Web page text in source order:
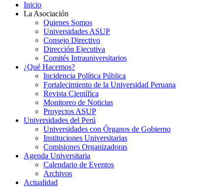
Inicio
La Asociación
Quienes Somos
Universidades ASUP
Consejo Directivo
Dirección Ejecutiva
Comités Intrauniversitarios
¿Qué Hacemos?
Incidencia Política Pública
Fortalecimiento de la Universidad Peruana
Revista Científica
Monitoreo de Noticias
Proyectos ASUP
Universidades del Perú
Universidades con Órganos de Gobierno
Instituciones Universitarias
Comisiones Organizadoras
Agenda Universitaria
Calendario de Eventos
Archivos
Actualidad